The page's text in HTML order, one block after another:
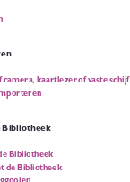
camera, kaartlezer of vaste schijf
Bibliotheek
Bibliotheek
de Bibliotheek